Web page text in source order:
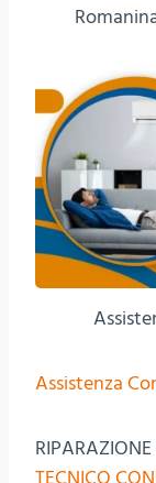
Assistenza